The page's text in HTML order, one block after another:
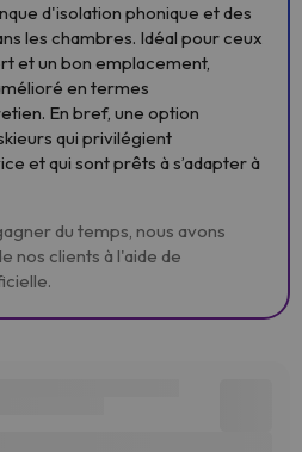
d'isolation phonique et des
les chambres. Idéal pour ceux
et un bon emplacement,
en termes
En bref, une option
qui privilégient
et qui sont prêts à s’adapter à
du temps, nous avons
nos clients à l'aide de